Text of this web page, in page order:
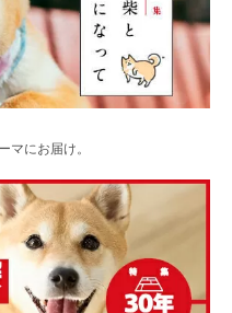
マにお届け。